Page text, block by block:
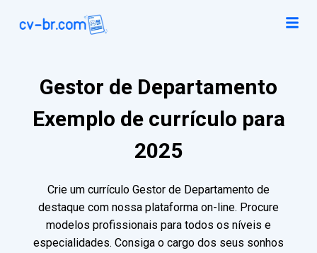
Gestor de Departamento
Exemplo de currículo para
2025
Crie um currículo Gestor de Departamento de
destaque com nossa plataforma on-line. Procure
modelos profissionais para todos os níveis e
especialidades. Consiga o cargo dos seus sonhos